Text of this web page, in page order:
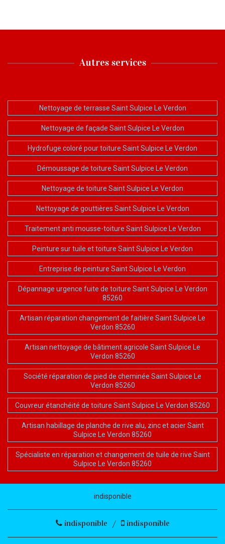
Autres services
Nettoyage de terrasse Saint Sulpice Le Verdon
Nettoyage de façade Saint Sulpice Le Verdon
Hydrofuge coloré pour toiture Saint Sulpice Le Verdon
Démoussage de toiture Saint Sulpice Le Verdon
Nettoyage de toiture Saint Sulpice Le Verdon
Nettoyage de gouttières Saint Sulpice Le Verdon
Traitement anti mousse-toiture Saint Sulpice Le Verdon
Peinture sur tuile et toiture Saint Sulpice Le Verdon
Entreprise de peinture Saint Sulpice Le Verdon
Dépannage urgence fuite de toiture Saint Sulpice Le Verdon
85260
Artisan réparation changement de faitière Saint Sulpice Le
Verdon 85260
Artisan nettoyage de bâtiment agricole Saint Sulpice Le
Verdon 85260
Société réparation de pied de cheminée Saint Sulpice Le
Verdon 85260
Couvreur étanchéité de toiture Saint Sulpice Le Verdon 85260
Artisan habillage de planche de rive alu, zinc et acier Saint
Sulpice Le Verdon 85260
Spécialiste en réparation et changement de tuile de rive Saint
Sulpice Le Verdon 85260
indisponible
indisponible / indisponible